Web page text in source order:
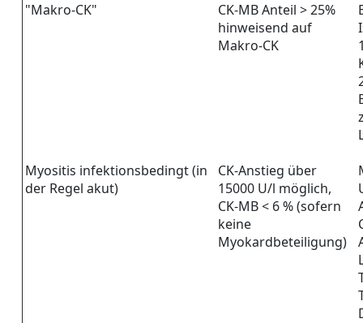
"Makro-CK"
CK-MB Anteil > 25%
hinweisend auf
Makro-CK
Myositis infektionsbedingt (in
der Regel akut)
CK-Anstieg über
15000 U/l möglich,
CK-MB < 6 % (sofern
keine
Myokardbeteiligung)